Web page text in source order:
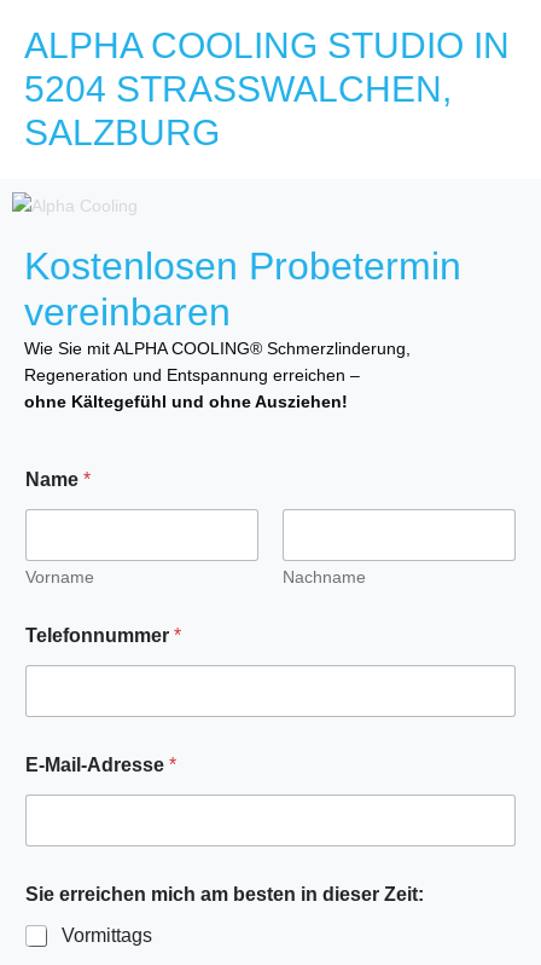
ALPHA COOLING STUDIO IN
5204 STRASSWALCHEN, S
ALZBURG
Kostenlosen Probetermin
vereinbaren
Wie Sie mit ALPHA COOLING® Schmerzlinderung,
Regeneration und Entspannung erreichen –
ohne Kältegefühl und ohne Ausziehen!
Name *
Vorname Nachname
e
s
T
e
l
f
n
Telefonnummer *
E-Mail-Adresse *
Sie erreichen mich am besten in dieser Zeit:
Vormittags